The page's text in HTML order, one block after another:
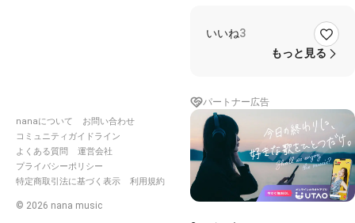
nanaについて
お問い合わせ
コミュニティガイドライン
よくある質問
運営会社
プライバシーポリシー
特定商取引法に基づく表示
利用規約
© 2026 nana music
♠️どこかで鐘が鳴って
らしくない言葉が浮かん
あれ なんで恋なんかし
てんだろう
♠️聖夜だなんだと繰り返す
♥️わざとらしくきらめく街
のせいかな
いいね3
もっと見る
パートナー広告